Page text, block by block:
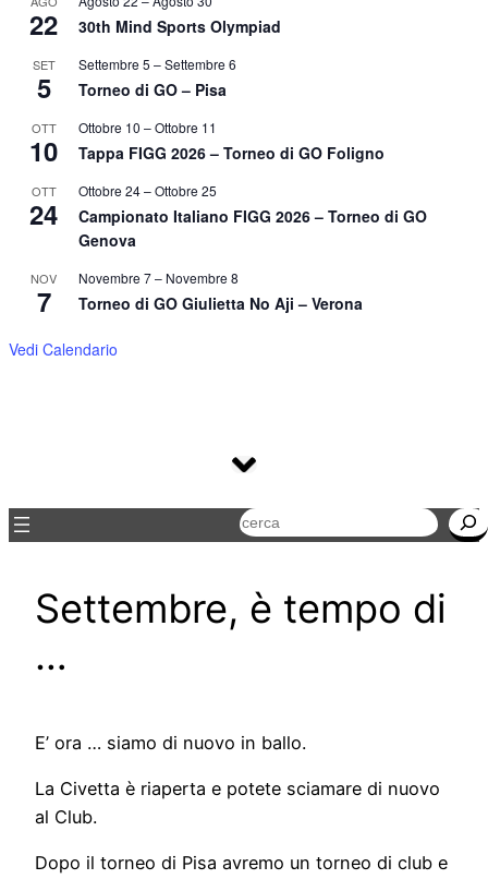
22 30th Mind Sports Olympiad
SET
5
Settembre 5 –Settembre 6
Torneo di GO – Pisa
OTT
10
Ottobre 10 –Ottobre 11
Tappa FIGG 2026 – Torneo di GO Foligno
OTT
24
Ottobre 24–Ottobre 25
Campionato Italiano FIGG 2026 – Torneo di GO
Genova
NOV
7
Novembre 7– Novembre 8
Torneo di GO Giulietta No Aji – Verona
Vedi Calendario
Cerca
Settembre, è tempo di
…
E’ ora … siamo di nuovo in ballo.
La Civetta è riaperta e potete sciamare di nuovo
al Club.
Dopo il torneo di Pisa avremo un torneo di club e